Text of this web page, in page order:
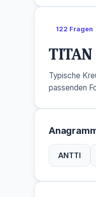
122 Fragen
TITAN
Typische
passenden
ANTTI